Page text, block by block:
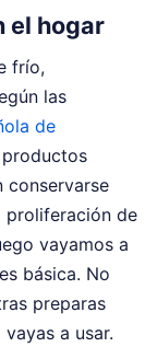
el hogar
frío,
las
de
conservarse
proliferación de
vayamos a
básica. No
preparas
a usar.